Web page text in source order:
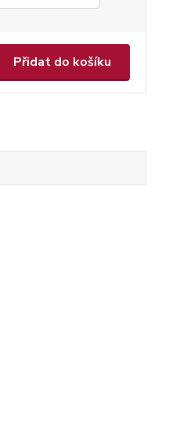
Přidat do košíku